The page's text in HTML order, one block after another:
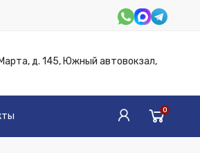
д. 145, Южный автовокзал,
0